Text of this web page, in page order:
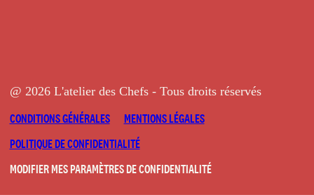
@ 2026 L'atelier des Chefs - Tous droits réservés
CONDITIONS GÉNÉRALES
MENTIONS LÉGALES
POLITIQUE DE CONFIDENTIALITÉ
MODIFIER MES PARAMÈTRES DE CONFIDENTIALITÉ